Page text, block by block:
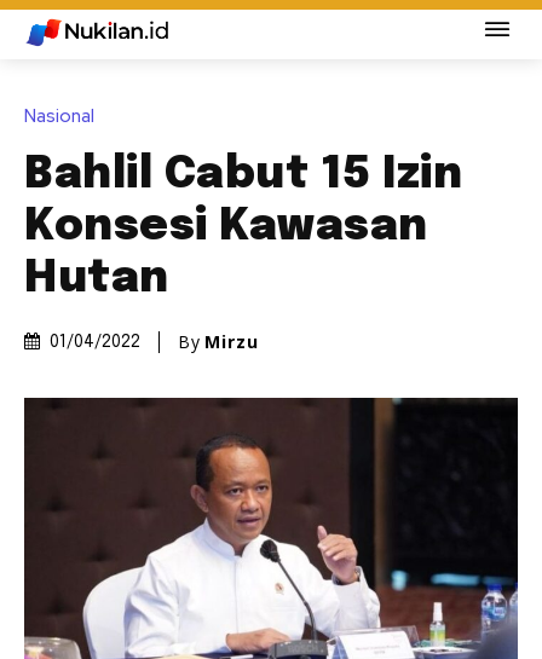
Nasional
Bahlil Cabut 15 Izin
Konsesi Kawasan
Hutan
01/04/2022 By Mirzu